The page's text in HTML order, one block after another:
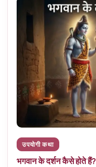
उपयोगी कथा
भगवान के दर्शन कैसे होते हैं?